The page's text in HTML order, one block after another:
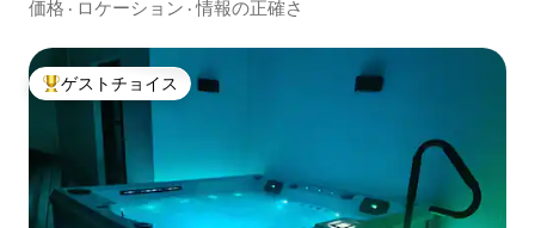
価格 · ロケーション ·情報の正確さ
大好評のゲストチョイスです。
ゲストチョイス